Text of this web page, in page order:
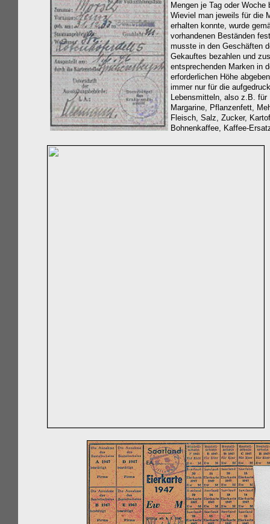
Mengen je Tag oder Woche
Wieviel man jeweils fürdie
erhalten konnte, wurde
vorhandenen Beständen
musste in den Geschäften
Gekauftes bezahlen und
entsprechenden Marken in
erforderlichen Höhe
immer nur für die
Lebensmitteln, also z.B. für
Margarine, Pflanzenfett,
Fleisch, Salz, Zucker,
Bohnenkaffee, Kaffee-